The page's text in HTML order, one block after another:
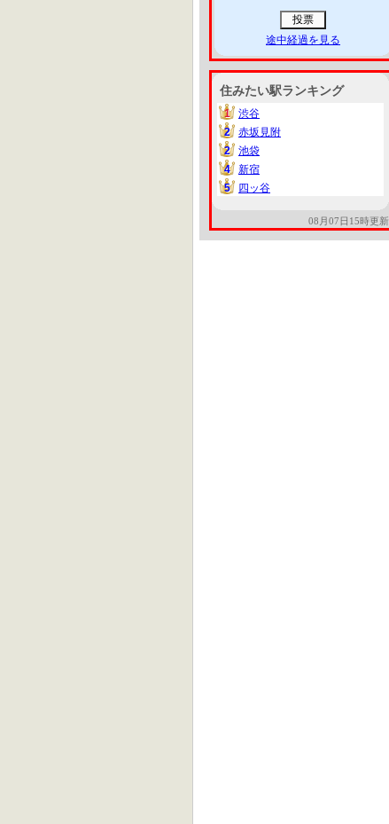
途中経過を見る
住みたい駅ランキング
1
1
渋谷
2
2
赤坂見附
2
2
池袋
4
4
新宿
5
5 四ッ谷
08月07日15時更新